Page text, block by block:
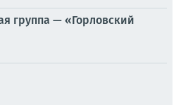
группа — «Горловский